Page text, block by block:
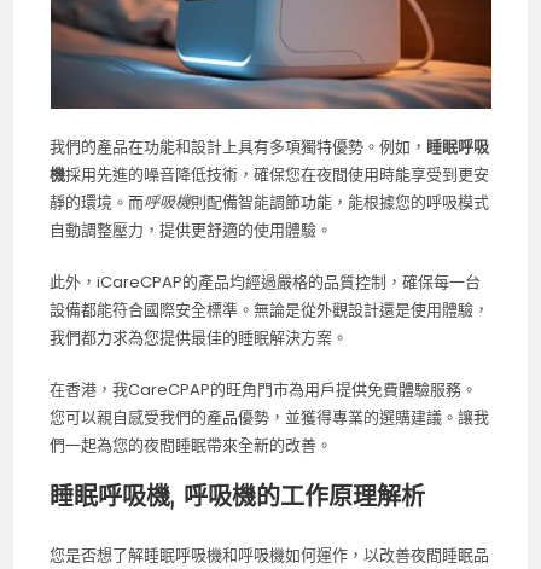
我們的產品在功能和設計上具有多項獨特優勢。例如， 睡眠呼吸
機採用先進的噪音降低技術，確保您在夜間使用時能享受到更安
靜的環境。而呼吸機則配備智能調節功能，能根據您的呼吸模式
自動調整壓力，提供更舒適的使用體驗。
此外，iCareCPAP的產品均經過嚴格的品質控制，確保每一台
設備都能符合國際安全標準。無論是從外觀設計還是使用體驗，
我們都力求為您提供最佳的睡眠解決方案。
在香港，我CareCPAP的旺角門市為用戶提供免費體驗服務。
您可以親自感受我們的產品優勢，並獲得專業的選購建議。讓我
們一起為您的夜間睡眠帶來全新的改善。
睡眠呼吸機, 呼吸機的工作原理解析
您是否想了解睡眠呼吸機和呼吸機如何運作，以改善夜間睡眠品